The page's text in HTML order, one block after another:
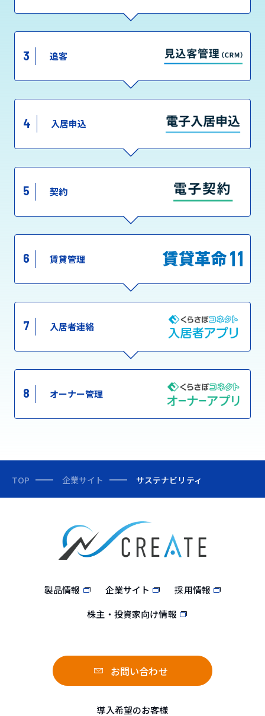
3 追客
4 入居申込
5 契約
6 賃貸管理
7 入居者連絡
8 オーナー管理
TOP 企業サイト サステナビリティ
製品情報 企業サイト
採用情報
株主・投資家向け情報
お問い合わせ
導入希望のお客様